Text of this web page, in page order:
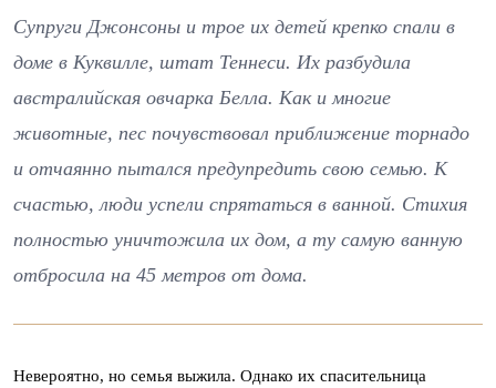
Супруги Джонсоны и трое их детей крепко спали в
доме в Куквилле, штат Теннеси. Их разбудила
австралийская овчарка Белла. Как и многие
животные, пес почувствовал приближение торнадо
и отчаянно пытался предупредить свою семью. К
счастью, люди успели спрятаться в ванной. Стихия
полностью уничтожила их дом, а ту самую ванную
отбросила на 45 метров от дома.
Невероятно, но семья выжила. Однако их спасительница